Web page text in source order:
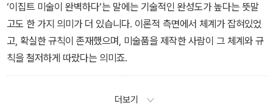
미술 작품이 전해주는 이야기를 읽어내려면 훈련이 필요합니다. 외국
어를 이해하려면 그 언어의 문법과 어휘, 발음을 익혀야 하듯 미술이
라는 시각적 언어를 이해하기 위해서도 배우고 익히는 과정이 필요한
거죠. 쉬운 과정이라고 말씀드릴 수는 없습니다. 하지만 한 가지는 약
있게 되듯 미술 언어에 익숙해지고 나면 문자 언어 이상의 풍성하고
‘이집트 미술이 완벽하다‘는 말에는 기술적인 완성도가 높다는 뜻말
고도 한 가지 의미가 더 있습니다. 이론적 측면에서 체계가 잡혀있었
고, 확실한 규칙이 존재했으며, 미술품을 제작한 사람이 그 체계와 규
칙을 철저하게 따랐다는 의미죠.
더보기